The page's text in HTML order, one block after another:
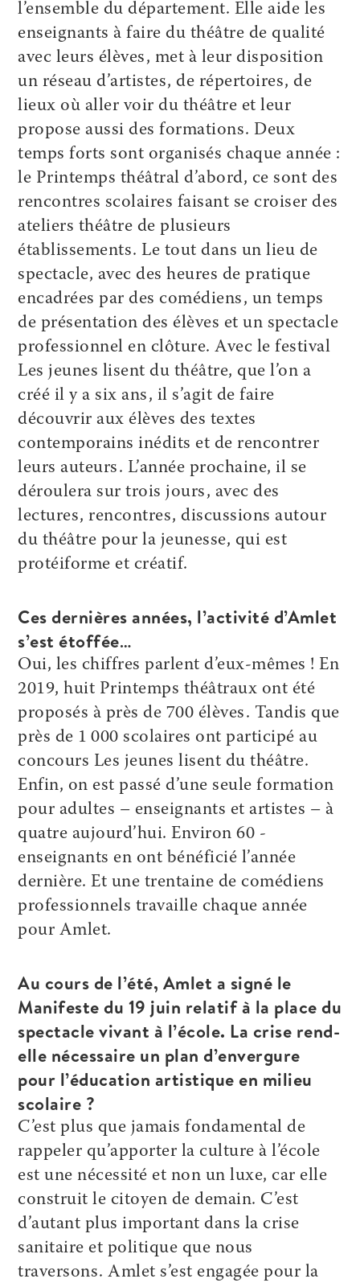
l’ensemble du département. Elle aide les
enseignants à faire du théâtre de qualité
avec leurs élèves, met à leur disposition
un réseau d’artistes, de répertoires, de
lieux où aller voir du théâtre et leur
propose aussi des formations. Deux
temps forts sont organisés chaque année :
le Printemps théâtral d’abord, ce sont des
rencontres scolaires faisant se croiser des
ateliers théâtre de plusieurs
établissements. Le tout dans un lieu de
spectacle, avec des heures de pratique
encadrées par des comédiens, un temps
de présentation des élèves et un spectacle
professionnel en clôture. Avec le festival
Les jeunes lisent du théâtre, que l’on a
créé il y a six ans, il s’agit de faire
découvrir aux élèves des textes
contemporains inédits et de rencontrer
leurs auteurs. L’année prochaine, il se
déroulera sur trois jours, avec des
lectures, rencontres, discussions autour
du théâtre pour la jeunesse, qui est
protéiforme et créatif.
Ces dernières années, l’activité d’Amlet
s’est étoffée…
Oui, les chiffres parlent d’eux-mêmes ! En
2019, huit Printemps théâtraux ont été
proposés à près de 700 élèves. Tandis que
près de 1 000 scolaires ont participé au
concours Les jeunes lisent du théâtre.
Enfin, on est passé d’une seule formation
pour adultes – enseignants et artistes – à
quatre aujourd’hui. Environ 60 ­
enseignants en ont bénéficié l’année
dernière. Et une trentaine de comédiens
professionnels travaille chaque année
pour Amlet.
Au cours de l’été, Amlet a signé le
Manifeste du ­19 juin relatif à la place du
spectacle vivant à l’école. La crise rend-
elle nécessaire un plan d’envergure
pour l’éducation artistique en milieu
scolaire ?
C’est plus que jamais fondamental de
rappeler qu’apporter la culture à l’école
est une nécessité et non un luxe, car elle
construit le citoyen de demain. C’est
d’autant plus important dans la crise
sanitaire et politique que nous
traversons. Amlet s’est engagée pour la